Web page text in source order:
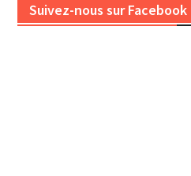
Suivez-nous sur Facebook